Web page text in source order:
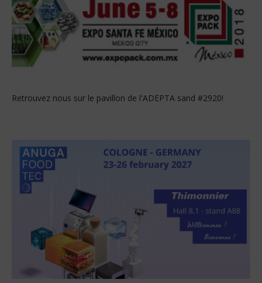
Retrouvez nous sur le pavillon de l'ADEPTA sand #2920!